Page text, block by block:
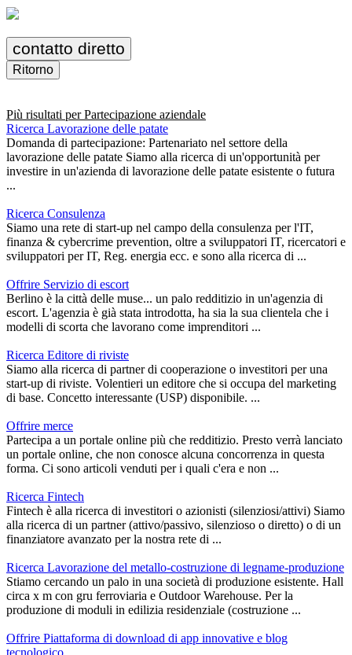
contatto diretto
Ritorno
Più risultati perPartecipazione aziendale
Ricerca Lavorazione delle patate
Domanda di partecipazione: Partenariato nel settore della
lavorazione delle patate Siamo alla ricerca di un'opportunità per
investire in un'azienda di lavorazione delle patate esistente o futura
...
Ricerca Consulenza
Siamo una rete di start-up nel campo della consulenza per l'IT,
finanza & cybercrime prevention, oltre a sviluppatori IT, ricercatori e
sviluppatori per IT, Reg. energia ecc. e sono alla ricerca di ...
Offrire Servizio di escort
Berlino è la città delle muse... un palo redditizio in un'agenzia di
escort. L'agenzia è già stata introdotta, ha sia la sua clientela che i
modelli di scorta che lavorano come imprenditori ...
Ricerca Editore di riviste
Siamo alla ricerca di partner di cooperazione o investitori per una
start-up di riviste. Volentieri un editore che si occupa del marketing
di base. Concetto interessante (USP) disponibile. ...
Offrire merce
Partecipa a un portale online più che redditizio. Presto verrà lanciato
un portale online, che non conosce alcuna concorrenza in questa
forma. Ci sono articoli venduti per i quali c'era e non ...
Ricerca Fintech
Fintech è alla ricerca di investitori o azionisti (silenziosi/attivi) Siamo
alla ricerca di un partner (attivo/passivo, silenzioso o diretto) o di un
finanziatore avanzato per la nostra rete di ...
Ricerca Lavorazione del metallo-costruzione di legname-produzione
Stiamo cercando un palo in una società di produzione esistente. Hall
circa x m con gru ferroviaria e Outdoor Warehouse. Per la
produzione di moduli in edilizia residenziale (costruzione ...
Offrire Piattaforma di download di app innovative e blog
tecnologico